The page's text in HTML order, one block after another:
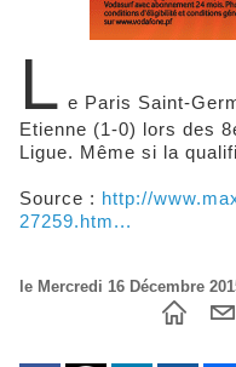
L e Paris Saint-
Etienne (1-0) lors des
Ligue. Même si la
Source : http://
27259.htm...
le Mercredi 16 Décembre